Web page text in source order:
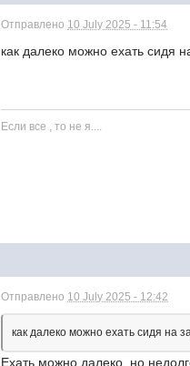
Отправлено 10 July 2025 - 11:54
как далеко можно ехать сидя
Если все , то не я....
Отправлено 10 July 2025 - 12:42
как далеко можно ехать сидя на
Ехать можно далеко, но